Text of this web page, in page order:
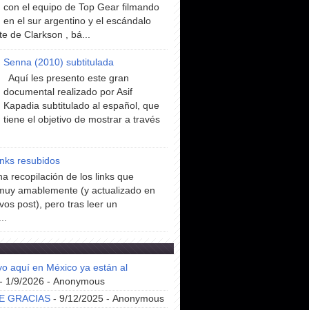
con el equipo de Top Gear filmando
en el sur argentino y el escándalo
de Clarkson , bá...
Senna (2010) subtitulada
Aquí les presento este gran
documental realizado por Asif
Kapadia subtitulado al español, que
tiene el objetivo de mostrar a través
resubidos
recopilación de los links que
amablemente (y actualizado en
post), pero tras leer un
aquí en México ya están al
1/9/2026 - Anonymous
GRACIAS - 9/12/2025 - Anonymous